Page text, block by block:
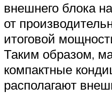
внешнего блока
от
итоговой
Таким образом,
компактные
располагают